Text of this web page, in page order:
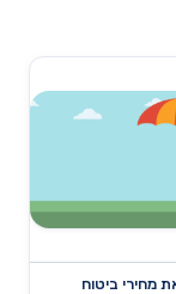
מחירי ביטוח